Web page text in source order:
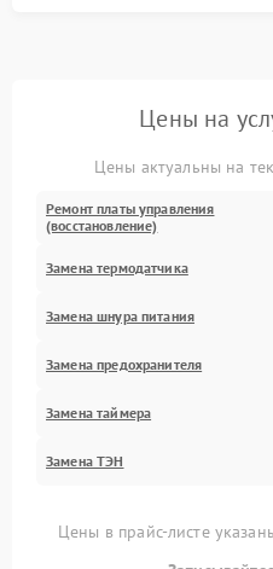
Цены на
Цены актуальны на
Ремонт платы управления
(восстановление)
Замена термодатчика
Замена шнура питания
Замена предохранителя
Замена таймера
Замена ТЭН
Цены в прайс-листе